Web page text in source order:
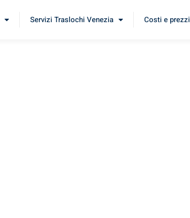
Servizi Traslochi Venezia Costi e prezzi